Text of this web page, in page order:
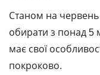
Станом на червень
обирати з понад 5
має свої
покроково.